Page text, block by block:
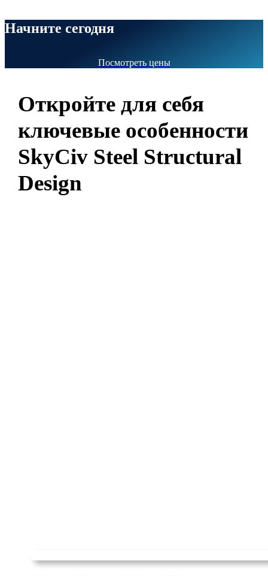
Начните сегодня
Посмотреть цены
Откройте для себя
ключевые особенности
SkyCiv Steel Structural
Design